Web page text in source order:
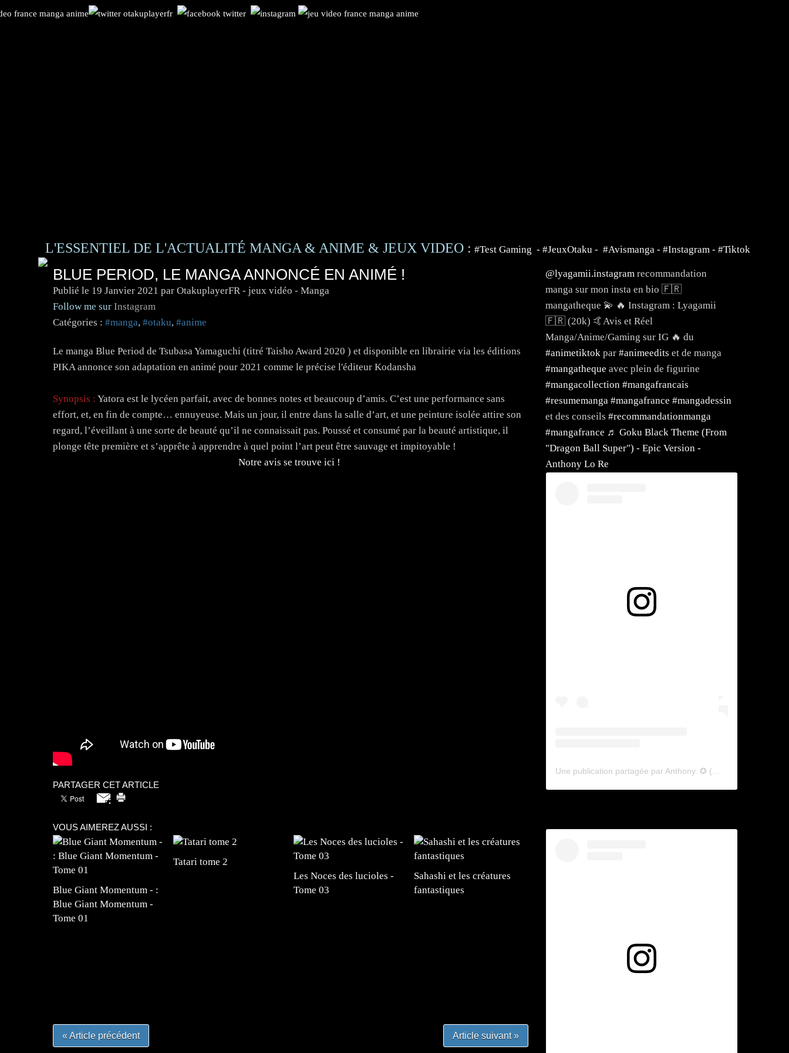
L'ESSENTIEL DE L'ACTUALITÉ MANGA & ANIME & JEUX VIDEO : #Test Gaming - #JeuxOtaku - #Avismanga - #Instagram - #Tiktok
BLUE PERIOD, LE MANGA ANNONCÉ EN ANIMÉ !
Publié le 19 Janvier 2021 par OtakuplayerFR - jeux vidéo - Manga
Follow me sur Instagram
Catégories : #manga, #otaku, #anime
Le manga Blue Period de Tsubasa Yamaguchi (titré Taisho Award 2020 ) et disponible en librairie via les éditions
PIKA annonce son adaptation en animé pour 2021 comme le précise l'éditeur Kodansha
Synopsis : Yatora est le lycéen parfait, avec de bonnes notes et beaucoup d’amis. C’est une performance sans
effort, et, en fin de compte… ennuyeuse. Mais un jour, il entre dans la salle d’art, et une peinture isolée attire son
regard, l’éveillant à une sorte de beauté qu’il ne connaissait pas. Poussé et consumé par la beauté artistique, il
plonge tête première et s’apprête à apprendre à quel point l’art peut être sauvage et impitoyable !
Notre avis se trouve ici !
PARTAGER CET ARTICLE
VOUS AIMEREZ AUSSI :
Blue Giant Momentum - :
Blue Giant Momentum -
Tome 01
Tatari tome 2
Les Noces des lucioles -
Tome 03
Sahashi et les créatures
fantastiques
« Article précédent Article suivant »
@lyagamii.instagram recommandation
manga sur mon insta en bio 🇫🇷
mangatheque 💫 🔥 Instagram : Lyagamii
🇫🇷 (20k) 🤙Avis et Réel
Manga/Anime/Gaming sur IG 🔥 du
#animetiktok par #animeedits et de manga
#mangatheque avec plein de figurine
#mangacollection #mangafrancais
#resumemanga #mangafrance #mangadessin
et des conseils #recommandationmanga
#mangafrance ♬ Goku Black Theme (From
"Dragon Ball Super") - Epic Version -
Anthony Lo Re